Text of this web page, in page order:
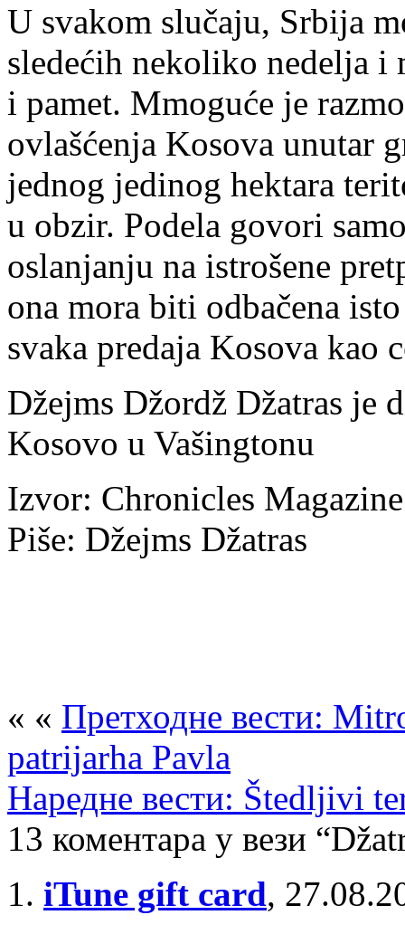
U svakom slučaju, Srbija
sledećih nekoliko nedelja i
i pamet. Mmoguće je
ovlašćenja Kosova unutar
jednog jedinog hektara
u obzir. Podela govori
oslanjanju na istrošene
ona mora biti odbačena
svaka predaja Kosova kao
Džejms Džordž Džatras je
Kosovo u Vašingtonu
Izvor: Chronicles Magazine
Piše: Džejms Džatras
« « Претходне вести:
patrijarha Pavla
Наредне вести: Štedljivi
13 коментара у вези
iTune gift card,